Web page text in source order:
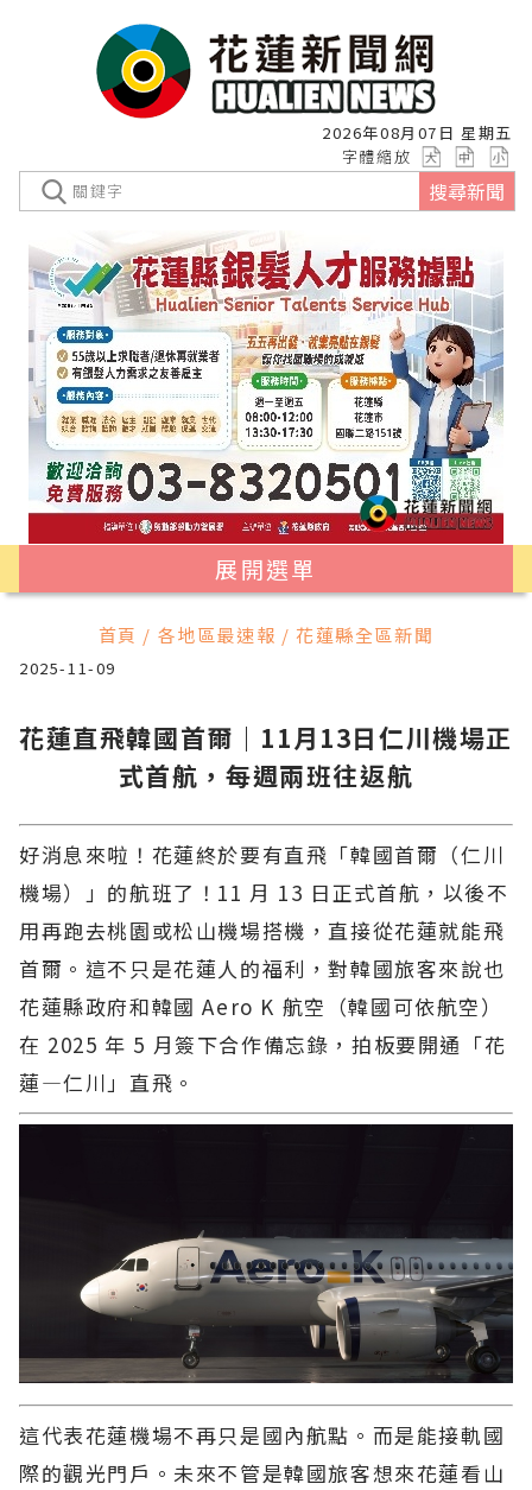
2026年08月07日 星期五
字體縮放
搜尋新聞
展開選單
首頁 / 各地區最速報 / 花蓮縣全區新聞
2025-11-09
花蓮直飛韓國首爾｜11月13日仁川機場正
式首航，每週兩班往返航
好消息來啦！花蓮終於要有直飛「韓國首爾（仁川
機場）」的航班了！11 月 13 日正式首航，以後不
用再跑去桃園或松山機場搭機，直接從花蓮就能飛
首爾。這不只是花蓮人的福利，對韓國旅客來說也
花蓮縣政府和韓國 Aero K 航空（韓國可依航空）
在 2025 年 5 月簽下合作備忘錄，拍板要開通「花
蓮—仁川」直飛。
這代表花蓮機場不再只是國內航點。而是能接軌國
際的觀光門戶。未來不管是韓國旅客想來花蓮看山